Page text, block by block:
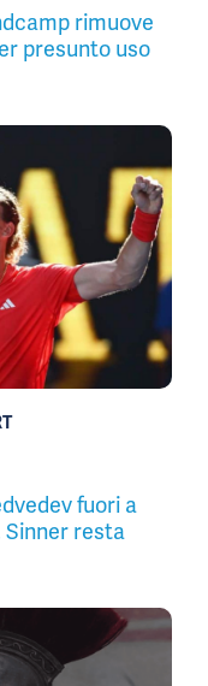
rimuove
presunto uso
fuori a
Sinner resta